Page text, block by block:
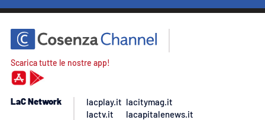
Scarica tutte le nostre app!
LaC Network
lacplay.it
lactv.it
lacitymag.it
lacapitalenews.it